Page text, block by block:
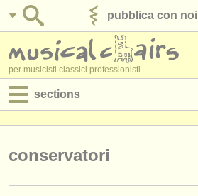
pubblica con noi
per musicisti classici professionisti
sections
conservatori